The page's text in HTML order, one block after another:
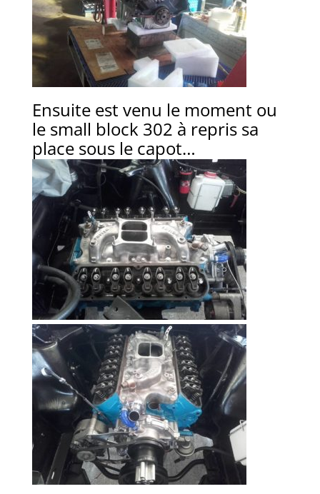
Ensuite est venu le moment ou
le small block 302 à repris sa
place sous le capot…